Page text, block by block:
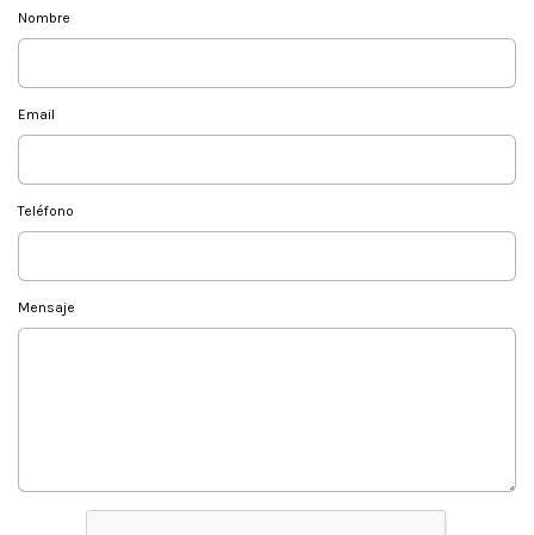
Nombre
Email
Teléfono
Mensaje